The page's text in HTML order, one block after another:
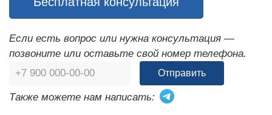
Если есть вопрос или нужна консультация —
позвоните или оставьте свой номер телефона.
Отправить
Также можете нам написать: